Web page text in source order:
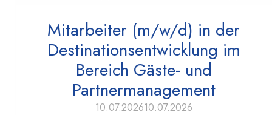
Mitarbeiter (m/w/d) in der
Destinationsentwicklung im
Bereich Gäste- und
Partnermanagement
10.07.202610.07.2026